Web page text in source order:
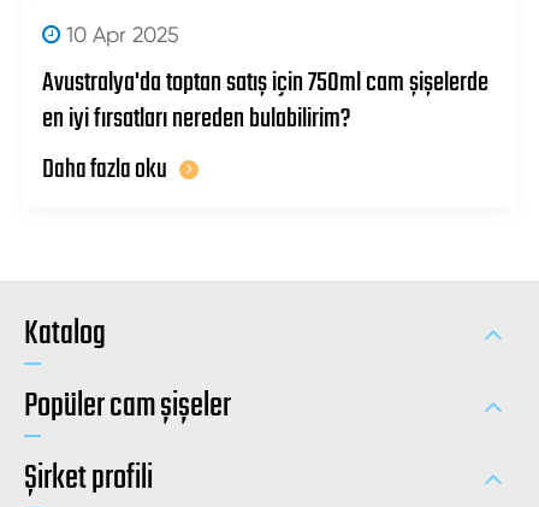
10 Apr 2025
Avustralya'da toptan satış için 750ml cam şişelerde
en iyi fırsatları nereden bulabilirim?
Daha fazla oku
Katalog
Popüler cam şişeler
Şirket profili